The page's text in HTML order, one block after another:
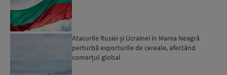
Atacurile Rusiei și Ucrainei în Marea Neagră
perturbă exporturile de cereale, afectând
comerțul global